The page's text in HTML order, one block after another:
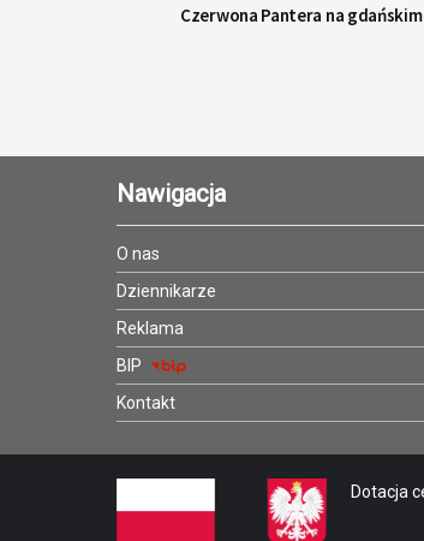
Czerwona Pantera na
Nawigacja
O nas
Dziennikarze
Reklama
BIP
Kontakt
Dotacja